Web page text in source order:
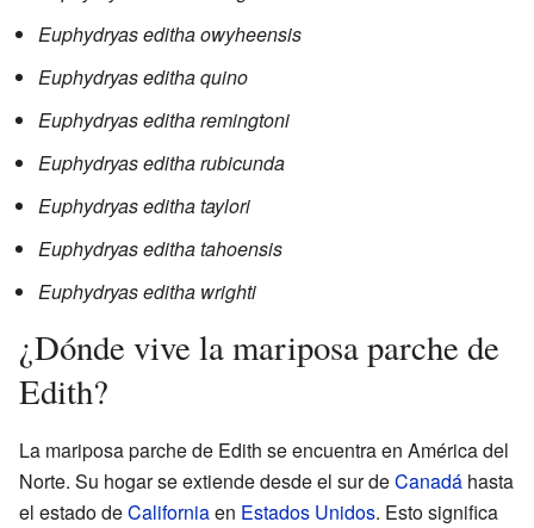
Euphydryas editha owyheensis
Euphydryas editha quino
Euphydryas editha remingtoni
Euphydryas editha rubicunda
Euphydryas editha taylori
Euphydryas editha tahoensis
Euphydryas editha wrighti
¿Dónde vive la mariposa parche de
Edith?
La mariposa parche de Edith se encuentra en América del
Norte. Su hogar se extiende desde el sur deCanadá hasta
el estado deCaliforniaen Estados Unidos. Esto significa